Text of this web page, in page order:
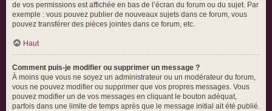
de vos permissions est affichée en bas de l’écran du forum ou du sujet. Par
exemple : vous pouvez publier de nouveaux sujets dans ce forum, vous
pouvez transférer des pièces jointes dans ce forum, etc.
Haut
Comment puis-je modifier ou supprimer un message ?
À moins que vous ne soyez un administrateur ou un modérateur du forum,
vous ne pouvez modifier ou supprimer que vos propres messages. Vous
pouvez modifier un de vos messages en cliquant le bouton adéquat,
parfois dans une limite de temps après que le message initial ait été publié.